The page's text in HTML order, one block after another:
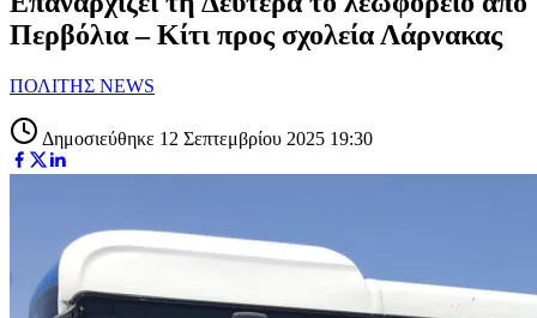
Περβόλια – Κίτι προς σχολεία Λάρνακας
ΠΟΛΙΤΗΣ NEWS
Δημοσιεύθηκε 12 Σεπτεμβρίου 2025 19:30